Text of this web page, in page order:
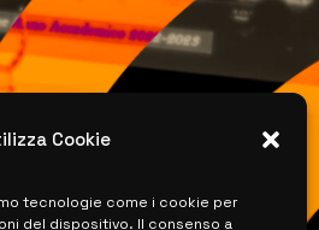
Cookie
tecnologie come i cookie per
del dispositivo. Il consenso a